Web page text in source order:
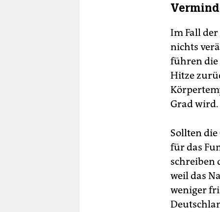
Im Fall
nichts
führen die
Hitze
Grad wird.
Sollten
für das
schreiben
weil das
weniger